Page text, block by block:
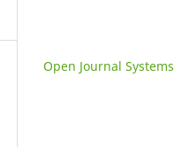
Open Journal Systems